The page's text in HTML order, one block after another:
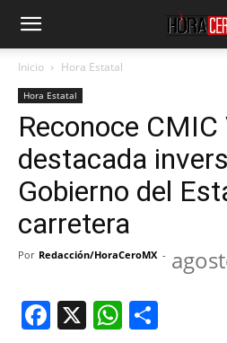
Inicio Hora Estatal
Hora Estatal
Reconoce
destacada
Gobierno del
carretera
Por Redacción/HoraCeroMX -
Facebook
X